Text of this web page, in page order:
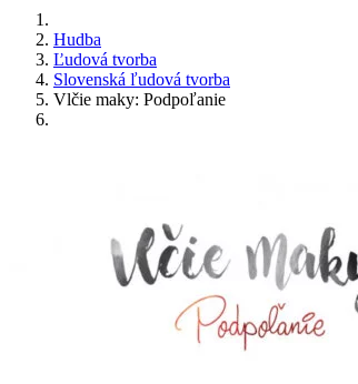
Hudba
Ľudová tvorba
Slovenská ľudová tvorba
Vlčie maky: Podpoľanie